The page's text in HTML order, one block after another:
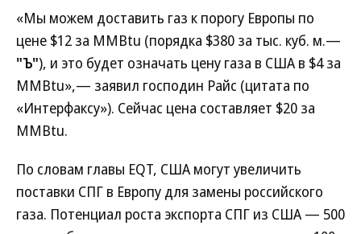
«Мы можем доставить газ к порогу Европы по
цене $12 за MMBtu (порядка $380 за тыс. куб. м.—
"Ъ"), и это будет означать цену газа в США в $4 за
MMBtu»,— заявил господин Райс (цитата по
«Интерфаксу»). Сейчас цена составляет $20 за
MMBtu.
По словам главы EQT, США могут увеличить
поставки СПГ в Европу для замены российского
газа. Потенциал роста экспорта СПГ из США — 500